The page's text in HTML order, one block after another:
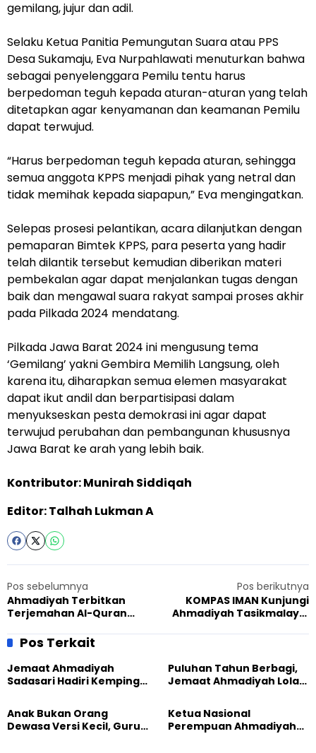
gemilang, jujur dan adil.
Selaku Ketua Panitia Pemungutan Suara atau PPS
Desa Sukamaju, Eva Nurpahlawati menuturkan bahwa
sebagai penyelenggara Pemilu tentu harus
berpedoman teguh kepada aturan-aturan yang telah
ditetapkan agar kenyamanan dan keamanan Pemilu
dapat terwujud.
“Harus berpedoman teguh kepada aturan, sehingga
semua anggota KPPS menjadi pihak yang netral dan
tidak memihak kepada siapapun,” Eva mengingatkan.
Selepas prosesi pelantikan, acara dilanjutkan dengan
pemaparan Bimtek KPPS, para peserta yang hadir
telah dilantik tersebut kemudian diberikan materi
pembekalan agar dapat menjalankan tugas dengan
baik dan mengawal suara rakyat sampai proses akhir
pada Pilkada 2024 mendatang.
Pilkada Jawa Barat 2024 ini mengusung tema
‘Gemilang’ yakni Gembira Memilih Langsung, oleh
karena itu, diharapkan semua elemen masyarakat
dapat ikut andil dan berpartisipasi dalam
menyukseskan pesta demokrasi ini agar dapat
terwujud perubahan dan pembangunan khususnya
Jawa Barat ke arah yang lebih baik.
Kontributor: Munirah Siddiqah
Editor: Talhah Lukman A
Pos sebelumnya
Ahmadiyah Terbitkan
Terjemahan Al-Quran
Indonesia
Pos berikutnya
KOMPAS IMAN Kunjungi
Ahmadiyah Tasikmalaya,
Komunitas Lintas Agama
Pos Terkait
Jemaat Ahmadiyah
Sadasari Hadiri Kemping
Majalengka
Puluhan Tahun Berbagi,
Jemaat Ahmadiyah Lolak
Sembako kepada Warga
Anak Bukan Orang
Dewasa Versi Kecil, Guru
Ketua Nasional
Perempuan Ahmadiyah